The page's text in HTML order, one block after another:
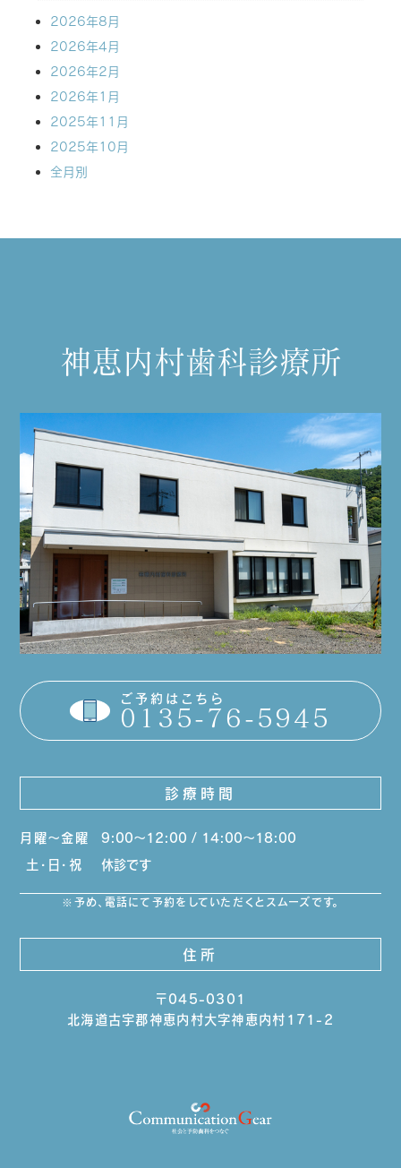
2026年8月
2026年4月
2026年2月
2026年1月
2025年11月
2025年10月
全月別
神恵内村歯科診療所
ご予約はこちら
0135-76-5945
診療時間
月曜～金曜
9:00～12:00 / 14:00～18:00
土・日・祝
休診です
予め、電話にて予約をしていただくとスムーズです。
住所
〒045-0301
北海道古宇郡神恵内村大字神恵内村171-2